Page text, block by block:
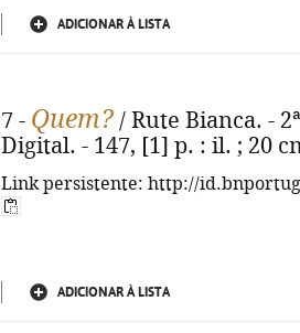
ADICIONAR À LISTA
7 - Quem? / Rute Bianca. -
Digital. - 147, [1] p. : il. ; 20
Link persistente: http://
ADICIONAR À LISTA